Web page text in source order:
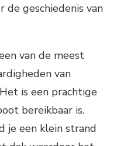
de geschiedenis van
van de meest
van
is een prachtige
bereikbaar is.
je een klein strand